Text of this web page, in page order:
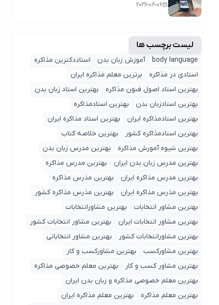
2026-08-06
لیست برچسب ها
body language آموزش زبان بدن
استاددکترین مذاکره
استادی در مذاکره
برترین معلم مذاکره ایران
بهترین استاد اصول ‌فنون مذاکره
بهترین استاد زبان بدن
بهترین استادزبان بدن
بهترین استادمذاکره
بهترین استادمذاکره ایران
بهترین استاد مذاکره ایران
بهترین استادمذاکره کشور
بهترین خلاصه کتاب
بهترین شیوه آمورش مذاکره
بهترین مدرس زبان بدن
بهترین مدرس زبان بدن ایران
بهترین مدرس مذاکره
بهترین مدرس مذاکره ایران
بهترین مذرس مذاکره
بهترین مذرس مذاکره ایران
بهترین مذرس مذاکره کشور
بهترین مشاور انتخابات
بهترین مشاورانتخابات
بهترین مشاور انتخابات ایران
بهترین مشاور انتخابات کشور
بهترین مشاورانتخابات کشور
بهترین مشاور انتخاباتی
بهترین مشاورکسب
بهترین مشاورکسب و کار
بهترین مشاور کسب و کار
بهترین معلم خصوصی مذاکره
بهترین معلم خصوصی مذاکره و زبان بدن ایران
بهترین معلم مذاکره
بهترین معلم مذاکره ایران